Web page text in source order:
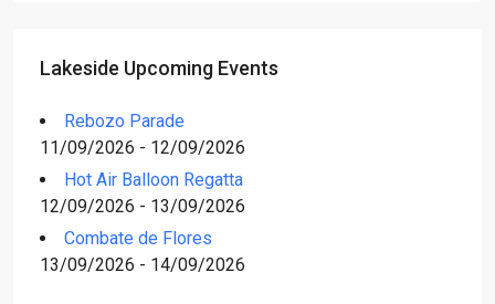
Lakeside Upcoming Events
Rebozo Parade
11/09/2026 - 12/09/2026
Hot Air Balloon Regatta
12/09/2026 - 13/09/2026
Combate de Flores
13/09/2026 - 14/09/2026